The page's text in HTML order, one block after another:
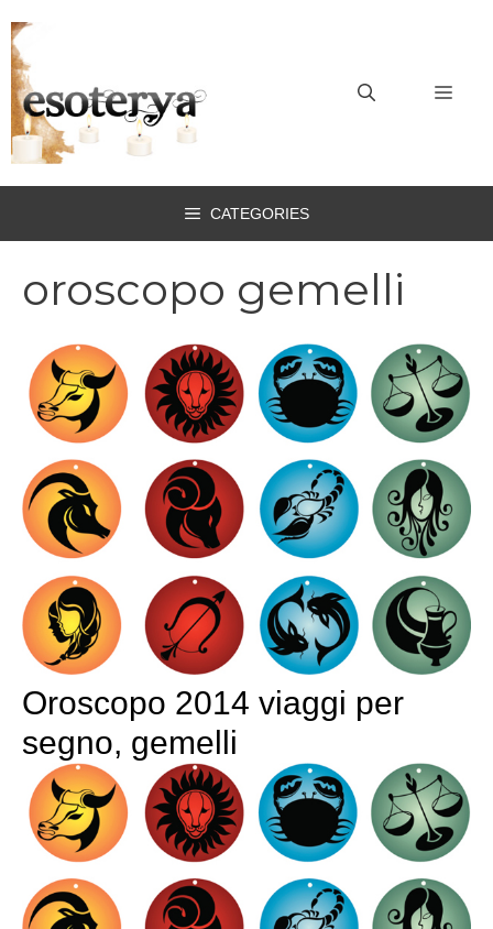
al
contenuto
CATEGORIES
oroscopo gemelli
Oroscopo 2014 viaggi per
segno, gemelli